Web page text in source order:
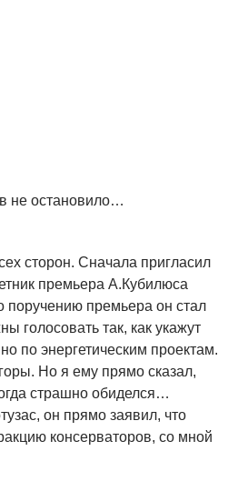
не остановило…
сторон. Сначала пригласил
премьера А.Кубилюса
поручению премьера он стал
голосовать так, как укажут
по энергетическим проектам.
Но я ему прямо сказал,
страшно обиделся…
он прямо заявил, что
консерваторов, со мной